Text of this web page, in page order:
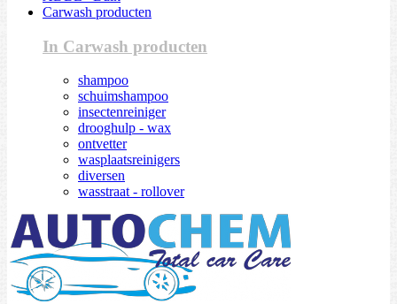
Carwash producten
In Carwash producten
shampoo
schuimshampoo
insectenreiniger
drooghulp - wax
ontvetter
wasplaatsreinigers
diversen
wasstraat - rollover